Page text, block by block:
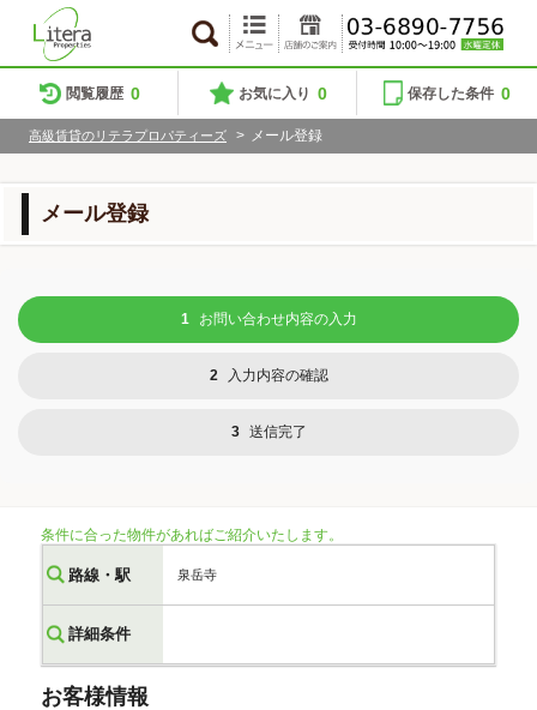
閲覧履歴 0 お気に入り 0 保存した条件 0
高級賃貸のリテラプロパティーズ > メール登録
メール登録
1 お問い合わせ内容の入力
2 入力内容の確認
3 送信完了
条件に合った物件があればご紹介いたします。
路線・駅 泉岳寺
詳細条件
お客様情報